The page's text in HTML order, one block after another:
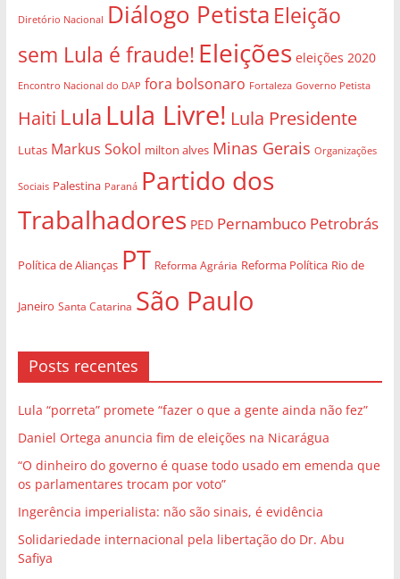
Diretório Nacional Diálogo Petista Eleição
sem Lula é fraude! Eleições eleições 2020
Encontro Nacional do DAP fora bolsonaro Fortaleza Governo Petista
Haiti Lula Lula Livre! Lula Presidente
Lutas Markus Sokol milton alves Minas Gerais Organizações
Sociais Palestina Paraná Partido dos
Trabalhadores PED Pernambuco Petrobrás
Política de Alianças PT Reforma Agrária Reforma Política Rio de
Janeiro Santa Catarina São Paulo
Posts recentes
Lula “porreta” promete “fazer o que a gente ainda não fez”
Daniel Ortega anuncia fim de eleições na Nicarágua
“O dinheiro do governo é quase todo usado em emenda que
os parlamentares trocam por voto”
Ingerência imperialista: não são sinais, é evidência
Solidariedade internacional pela libertação do Dr. Abu
Safiya